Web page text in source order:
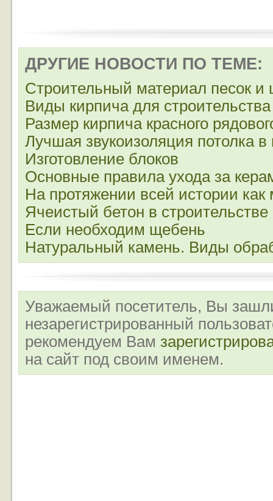
ДРУГИЕ НОВОСТИ ПО ТЕМЕ:
Строительный материал песок и
Виды кирпича для
Размер кирпича красного
Лучшая звукоизоляция потолка в
Изготовление блоков
Основные правила ухода за
На протяжении всей истории
Ячеистый бетон в строительстве
Если необходим щебень
Натуральный камень. Виды
Уважаемый посетитель, Вы
незарегистрированный
рекомендуем Вам
на сайт под своим именем.